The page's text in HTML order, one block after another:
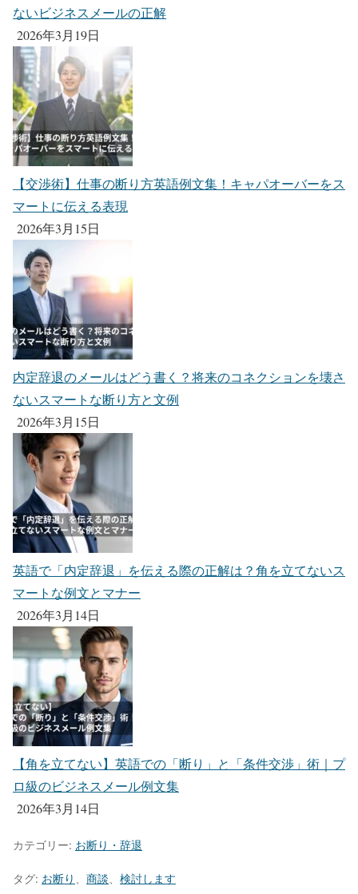
ないビジネスメールの正解
2026年3月19日
【交渉術】仕事の断り方英語例文集！キャパオーバーをス
マートに伝える表現
2026年3月15日
内定辞退のメールはどう書く？将来のコネクションを壊さ
ないスマートな断り方と文例
2026年3月15日
英語で「内定辞退」を伝える際の正解は？角を立てないス
マートな例文とマナー
2026年3月14日
【角を立てない】英語での「断り」と「条件交渉」術｜プ
ロ級のビジネスメール例文集
2026年3月14日
カテゴリー: お断り・辞退
タグ: お断り 商談 検討します